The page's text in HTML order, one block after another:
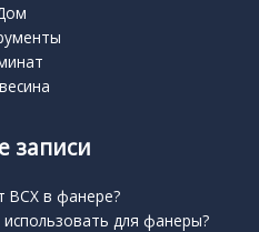
записи
BCX в фанере?
использовать для фанеры?